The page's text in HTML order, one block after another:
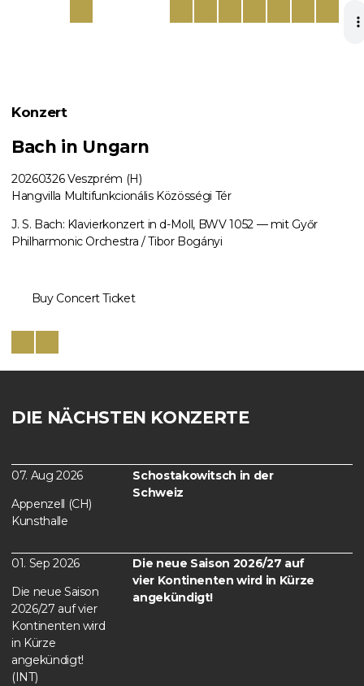
Konzert
Bach in Ungarn
20260326 Veszprém (H)
Hangvilla Multifunkcionális Közösségi Tér
J. S. Bach: Klavierkonzert in d-Moll, BWV 1052 — mit Győr
Philharmonic Orchestra / Tibor Bogányi
Buy Concert Ticket
DIE NÄCHSTEN KONZERTE
07. Aug 2026
Appenzell (CH)
Kunsthalle
Schostakowitsch in der
Schweiz
01. Sep 2026
Die neue Saison
2026/27 auf vier
Kontinenten wird
in Kürze
angekündigt!
(INT)
Die neue Saison 2026/27 auf
vier Kontinenten wird in Kürze
angekündigt!